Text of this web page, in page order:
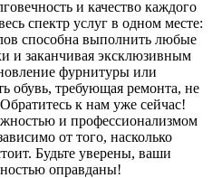
и качество каждого
спектр услуг в одном месте:
способна выполнить любые
и заканчивая эксклюзивным
фурнитуры или
обувь, требующая ремонта, не
к нам уже сейчас!
и профессионализмом
от того, насколько
Будьте уверены, ваши
оправданы!